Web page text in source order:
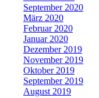
September 2020
März 2020
Februar 2020
Januar 2020
Dezember 2019
November 2019
Oktober 2019
September 2019
August 2019